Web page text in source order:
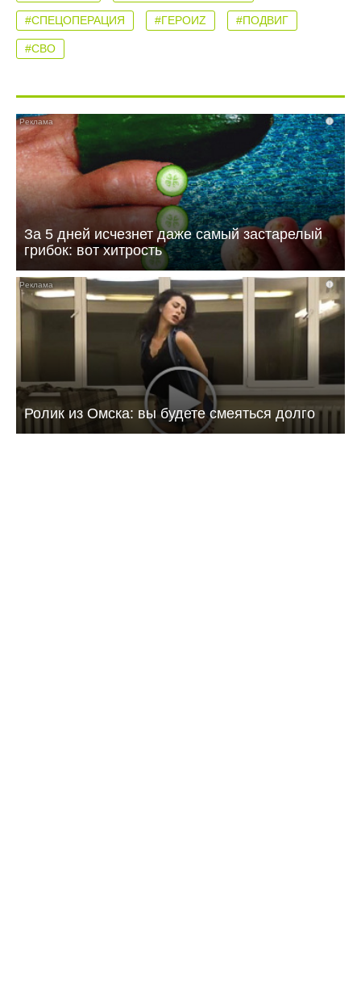
#СПЕЦОПЕРАЦИЯ #ГЕРОИZ #ПОДВИГ
#СВО
i
За 5 дней исчезнет даже самый застарелый
грибок: вот хитрость
i
Ролик из Омска: вы будете смеяться долго